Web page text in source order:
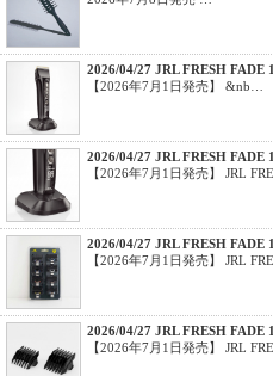
2026/04/27 JRL FRESH FADE
【2026年7月1日発売】 &nb…
2026/04/27 JRL FRESH FADE
【2026年7月1日発売】 JRL
2026/04/27 JRL FRESH FADE
【2026年7月1日発売】 JRL
2026/04/27 JRL FRESH FADE
【2026年7月1日発売】 JRL